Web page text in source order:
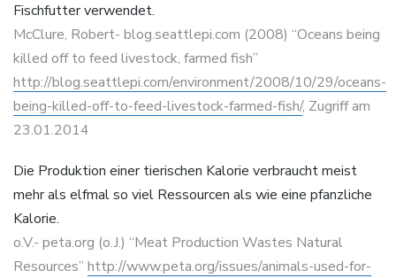
Fischfutter verwendet.
McClure, Robert- blog.seattlepi.com (2008) “Oceans being
killed off to feed livestock, farmed fish”
http://blog.seattlepi.com/environment/2008/10/29/oceans-
being-killed-off-to-feed-livestock-farmed-fish/, Zugriff am
23.01.2014
Die Produktion einer tierischen Kalorie verbraucht meist
mehr als elfmal so viel Ressourcen als wie eine pfanzliche
Kalorie.
o.V.- peta.org (o.J.) “Meat Production Wastes Natural
Resources” http://www.peta.org/issues/animals-used-for-